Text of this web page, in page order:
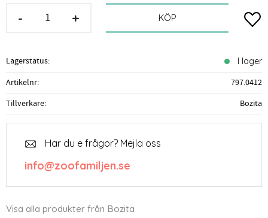
+
- KÖP
Lagerstatus I lager
Artikelnr
797.0412
Tillverkare
Bozita
Har du e frågor? Mejla oss
info@zoofamiljen.se
Visa alla produkter från Bozita